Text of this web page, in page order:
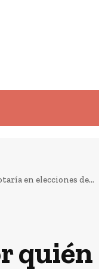
en elecciones de...